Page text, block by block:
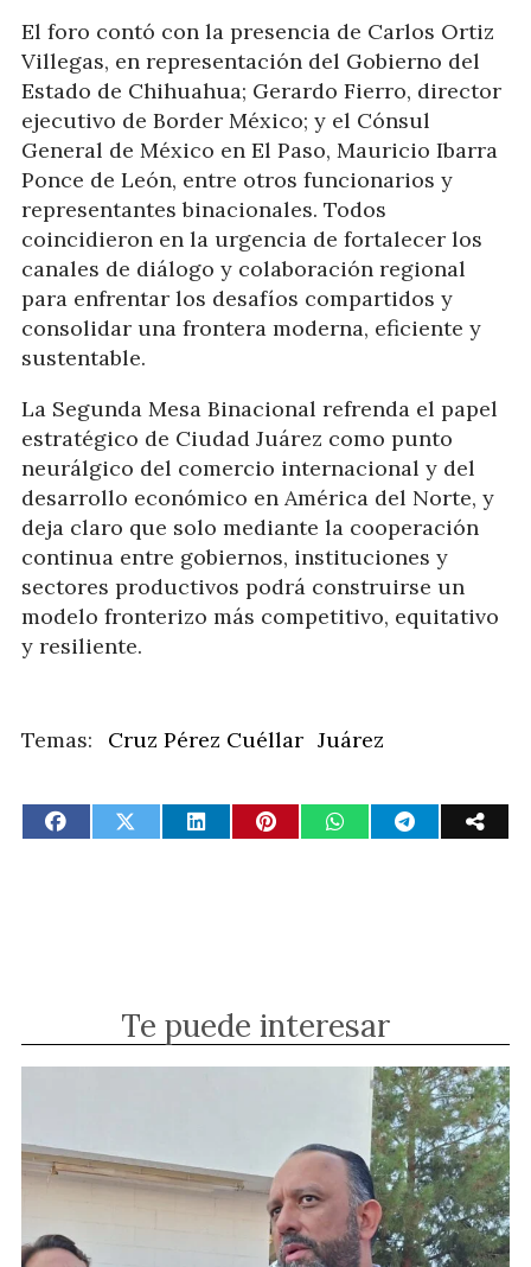
El foro contó con la presencia de Carlos Ortiz
Villegas, en representación del Gobierno del
Estado de Chihuahua; Gerardo Fierro, director
ejecutivo de Border México; y el Cónsul
General de México en El Paso, Mauricio Ibarra
Ponce de León, entre otros funcionarios y
representantes binacionales. Todos
coincidieron en la urgencia de fortalecer los
canales de diálogo y colaboración regional
para enfrentar los desafíos compartidos y
consolidar una frontera moderna, eficiente y
sustentable.
La Segunda Mesa Binacional refrenda el papel
estratégico de Ciudad Juárez como punto
neurálgico del comercio internacional y del
desarrollo económico en América del Norte, y
deja claro que solo mediante la cooperación
continua entre gobiernos, instituciones y
sectores productivos podrá construirse un
modelo fronterizo más competitivo, equitativo
y resiliente.
Cruz Pérez Cuéllar Juárez
Te puede interesar